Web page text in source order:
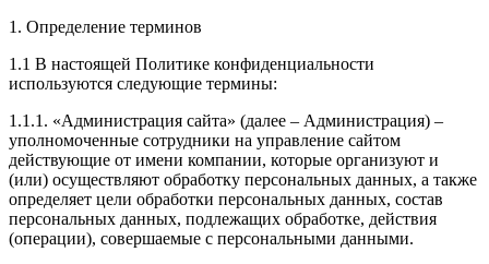
1. Определение терминов
1.1 В настоящей Политике конфиденциальности
используются следующие термины:
1.1.1. «Администрация сайта» (далее – Администрация) –
уполномоченные сотрудники на управление сайтом
действующие от имени компании, которые организуют и
(или) осуществляют обработку персональных данных, а также
определяет цели обработки персональных данных, состав
персональных данных, подлежащих обработке, действия
(операции), совершаемые с персональными данными.